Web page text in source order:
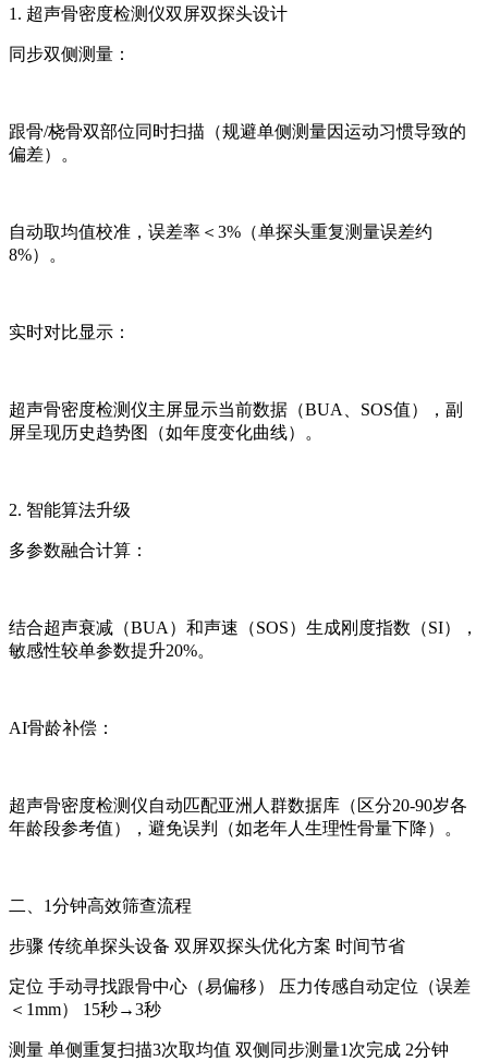
1. 超声骨密度检测仪双屏双探头设计
同步双侧测量：
跟骨/桡骨双部位同时扫描（规避单侧测量因运动习惯导致的
偏差）。
自动取均值校准，误差率＜3%（单探头重复测量误差约
8%）。
实时对比显示：
超声骨密度检测仪主屏显示当前数据（BUA、SOS值），副
屏呈现历史趋势图（如年度变化曲线）。
2. 智能算法升级
多参数融合计算：
结合超声衰减（BUA）和声速（SOS）生成刚度指数（SI），
敏感性较单参数提升20%。
AI骨龄补偿：
超声骨密度检测仪自动匹配亚洲人群数据库（区分20-90岁各
年龄段参考值），避免误判（如老年人生理性骨量下降）。
二、1分钟高效筛查流程
步骤 传统单探头设备 双屏双探头优化方案 时间节省
定位 手动寻找跟骨中心（易偏移） 压力传感自动定位（误差
＜1mm） 15秒→3秒
测量 单侧重复扫描3次取均值 双侧同步测量1次完成 2分钟